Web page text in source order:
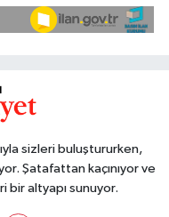
sizleri buluştururken,
Şatafattan kaçınıyor ve
bir altyapı sunuyor.